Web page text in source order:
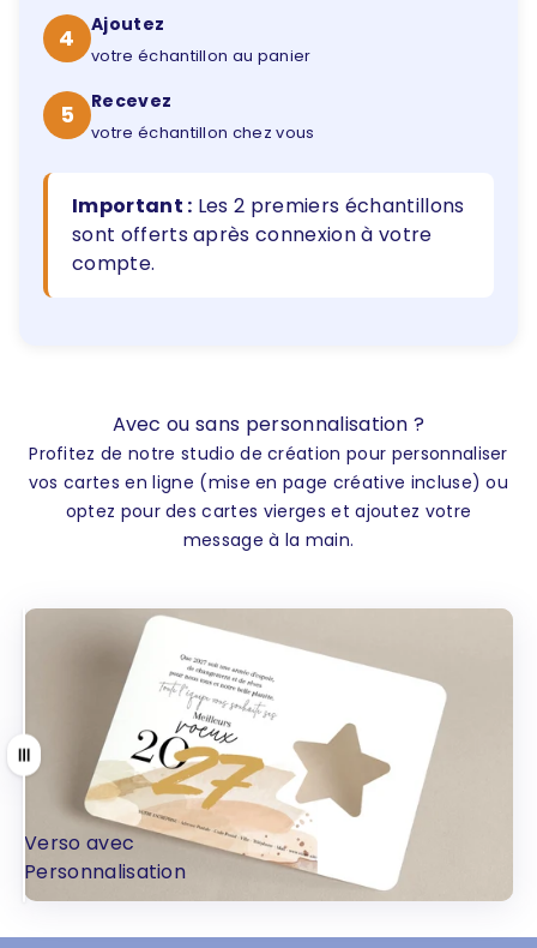
4 Ajoutez
votre échantillon au panier
5 Recevez
votre échantillon chez vous
Important : Les 2 premiers échantillons
sont offerts après connexion à votre
compte.
Avec ou sans personnalisation ?
Profitez de notre studio de création pour personnaliser
vos cartes en ligne (mise en page créative incluse) ou
optez pour des cartes vierges et ajoutez votre
message à la main.
Verso avec
Personnalisation
Verso sans
Personnalisation
Tirer